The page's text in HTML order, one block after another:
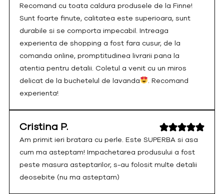
Recomand cu toata caldura produsele de la Finne!
Sunt foarte finute, calitatea este superioara, sunt
durabile si se comporta impecabil. Intreaga
experienta de shopping a fost fara cusur, de la
comanda online, promptitudinea livrarii pana la
atentia pentru detalii. Coletul a venit cu un miros
delicat de la buchetelul de lavanda
. Recomand
experienta!
Cristina P.
Am primit ieri bratara cu perle. Este SUPERBA si asa
cum ma asteptam! Impachetarea produsului a fost
peste masura asteptarilor, s-au folosit multe detalii
deosebite (nu ma asteptam)